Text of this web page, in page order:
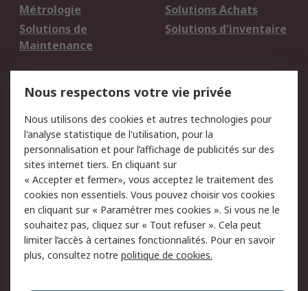
Métrologie
Solutions Achats
Solutions de
Maintenance
Solutions d'inventaire
du site
Politique de protection
des données - Mise à
jour
Sécurité des E-mails
Conditions générales
de vente
Politique anti-
corruption
Campagnes marketing
A propos de RS
Nous respectons votre vie privée
Nous utilisons des cookies et autres technologies pour
l'analyse statistique de l'utilisation, pour la
personnalisation et pour l’affichage de publicités sur des
sites internet tiers. En cliquant sur
« Accepter et fermer», vous acceptez le traitement des
cookies non essentiels. Vous pouvez choisir vos cookies
en cliquant sur « Paramétrer mes cookies ». Si vous ne le
souhaitez pas, cliquez sur « Tout refuser ». Cela peut
limiter l’accès à certaines fonctionnalités. Pour en savoir
plus, consultez notre politique de cookies.